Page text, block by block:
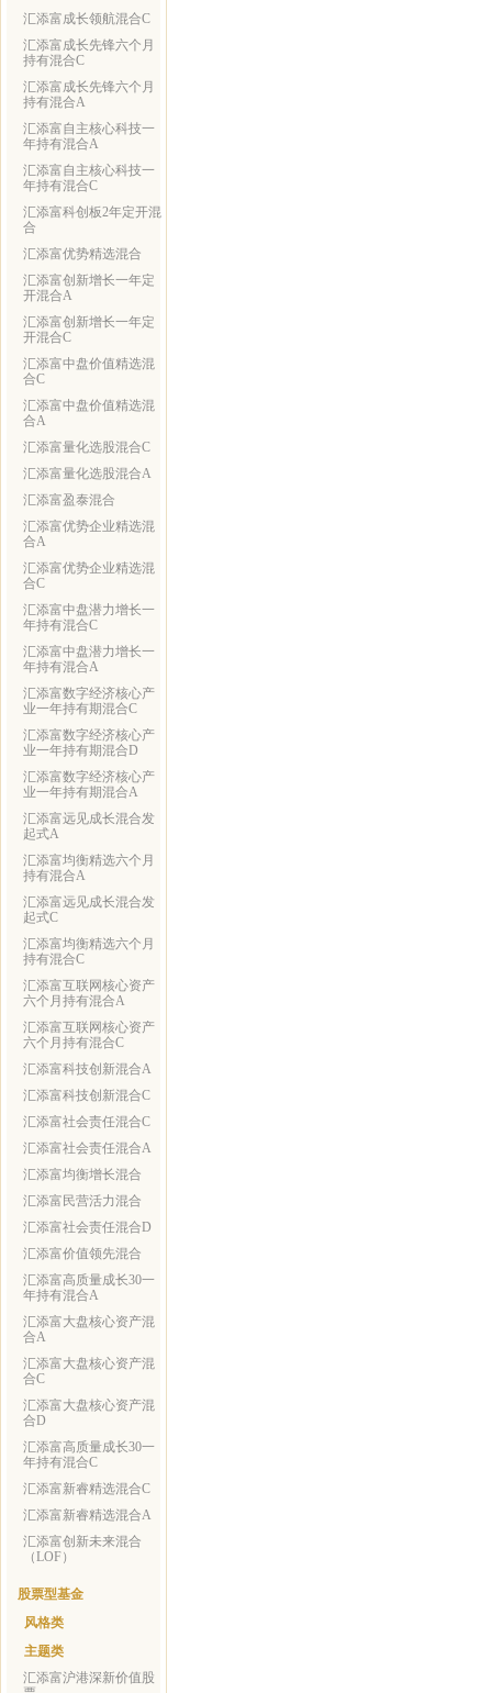
汇添富成长领航混合C
汇添富成长先锋六个月
持有混合C
汇添富成长先锋六个月
持有混合A
汇添富自主核心科技一
年持有混合A
汇添富自主核心科技一
年持有混合C
汇添富科创板2年定开混
合
汇添富优势精选混合
汇添富创新增长一年定
开混合A
汇添富创新增长一年定
开混合C
汇添富中盘价值精选混
合C
汇添富中盘价值精选混
合A
汇添富量化选股混合C
汇添富量化选股混合A
汇添富盈泰混合
汇添富优势企业精选混
合A
汇添富优势企业精选混
合C
汇添富中盘潜力增长一
年持有混合C
汇添富中盘潜力增长一
年持有混合A
汇添富数字经济核心产
业一年持有期混合C
汇添富数字经济核心产
业一年持有期混合D
汇添富数字经济核心产
业一年持有期混合A
汇添富远见成长混合发
起式A
汇添富均衡精选六个月
持有混合A
汇添富远见成长混合发
起式C
汇添富均衡精选六个月
持有混合C
汇添富互联网核心资产
六个月持有混合A
汇添富互联网核心资产
六个月持有混合C
汇添富科技创新混合A
汇添富科技创新混合C
汇添富社会责任混合C
汇添富社会责任混合A
汇添富均衡增长混合
汇添富民营活力混合
汇添富社会责任混合D
汇添富价值领先混合
汇添富高质量成长30一
年持有混合A
汇添富大盘核心资产混
合A
汇添富大盘核心资产混
合C
汇添富大盘核心资产混
合D
汇添富高质量成长30一
年持有混合C
汇添富新睿精选混合C
汇添富新睿精选混合A
汇添富创新未来混合
（LOF）
股票型基金
风格类
主题类
汇添富沪港深新价值股